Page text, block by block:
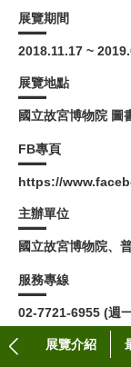
展覽期間
2018.11.17 ~
展覽地點
國立故宮博物院 圖
FB專頁
https://
主辦單位
國立故宮博物院、
服務專線
02-7721-6955 (週
展覽介紹